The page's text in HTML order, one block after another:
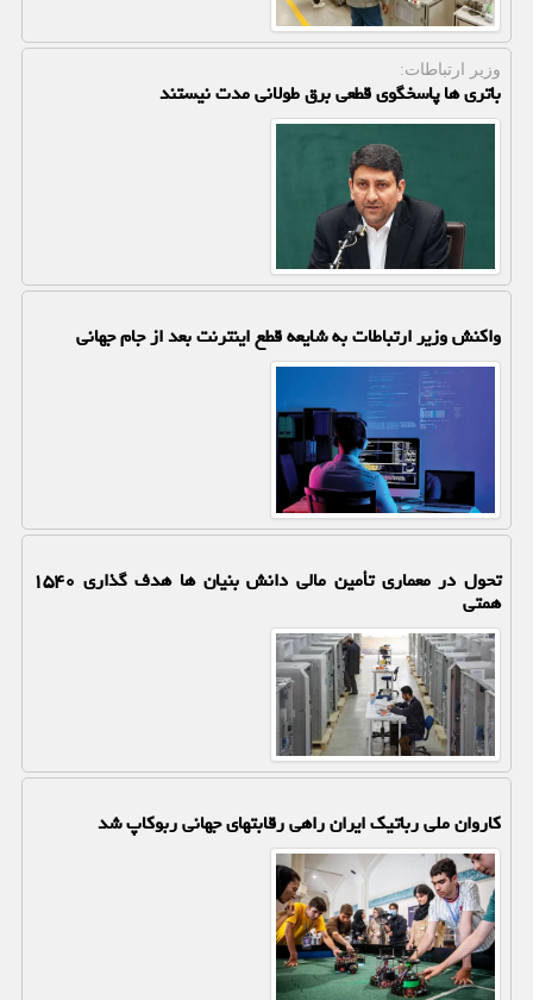
وزیر ارتباطات:
باتری ها پاسخگوی قطعی برق طولانی مدت نیستند
واکنش وزیر ارتباطات به شایعه قطع اینترنت بعد از جام جهانی
تحول در معماری تأمین مالی دانش بنیان ها هدف گذاری ۱۵۴۰
همتی
کاروان ملی رباتیک ایران راهی رقابتهای جهانی ربوکاپ شد